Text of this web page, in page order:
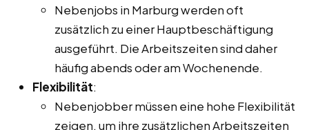
Nebenjobs in Marburg werden oft
zusätzlich zu einer Hauptbeschäftigung
ausgeführt. Die Arbeitszeiten sind daher
häufig abends oder am Wochenende.
Flexibilität:
Nebenjobber müssen eine hohe Flexibilität
zeigen, um ihre zusätzlichen Arbeitszeiten